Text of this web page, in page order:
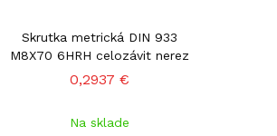
Skrutka metrická DIN 933
M8X70 6HRH celozávit nerez
0,2937 €
Na sklade